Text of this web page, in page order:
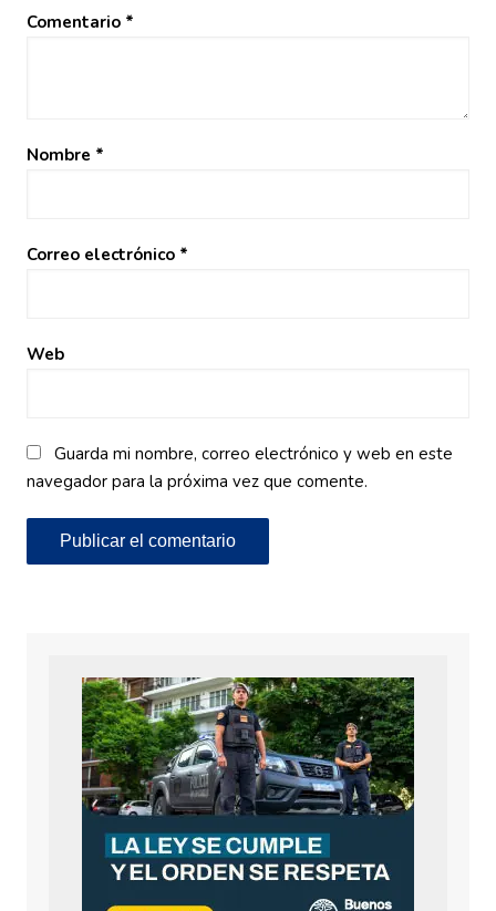
Comentario *
Nombre *
Correo electrónico *
Web
Guarda mi nombre, correo electrónico y web en este
navegador para la próxima vez que comente.